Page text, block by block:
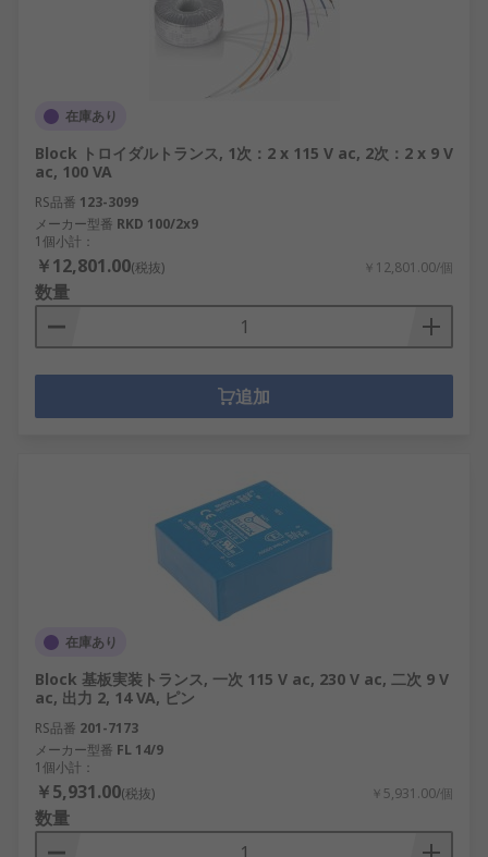
在庫あり
Block トロイダルトランス, 1次：2 x 115 V ac, 2次：2 x 9 V
ac, 100 VA
RS品番 123-3099
メーカー型番 RKD 100/2x9
1個小計：
￥12,801.00(税抜) ￥12,801.00/個
数量
追加
在庫あり
Block 基板実装トランス, 一次 115 V ac, 230 V ac, 二次 9 V
ac, 出力 2, 14 VA, ピン
RS品番 201-7173
メーカー型番 FL 14/9
1個小計：
￥5,931.00(税抜) ￥5,931.00/個
数量